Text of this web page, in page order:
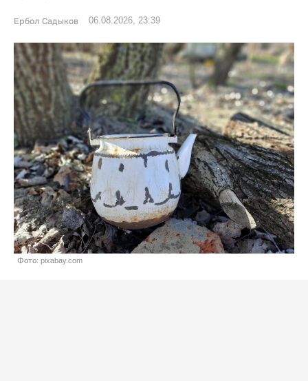
Ербол Садыков 06.08.2026, 23:39
Фото: pixabay.com